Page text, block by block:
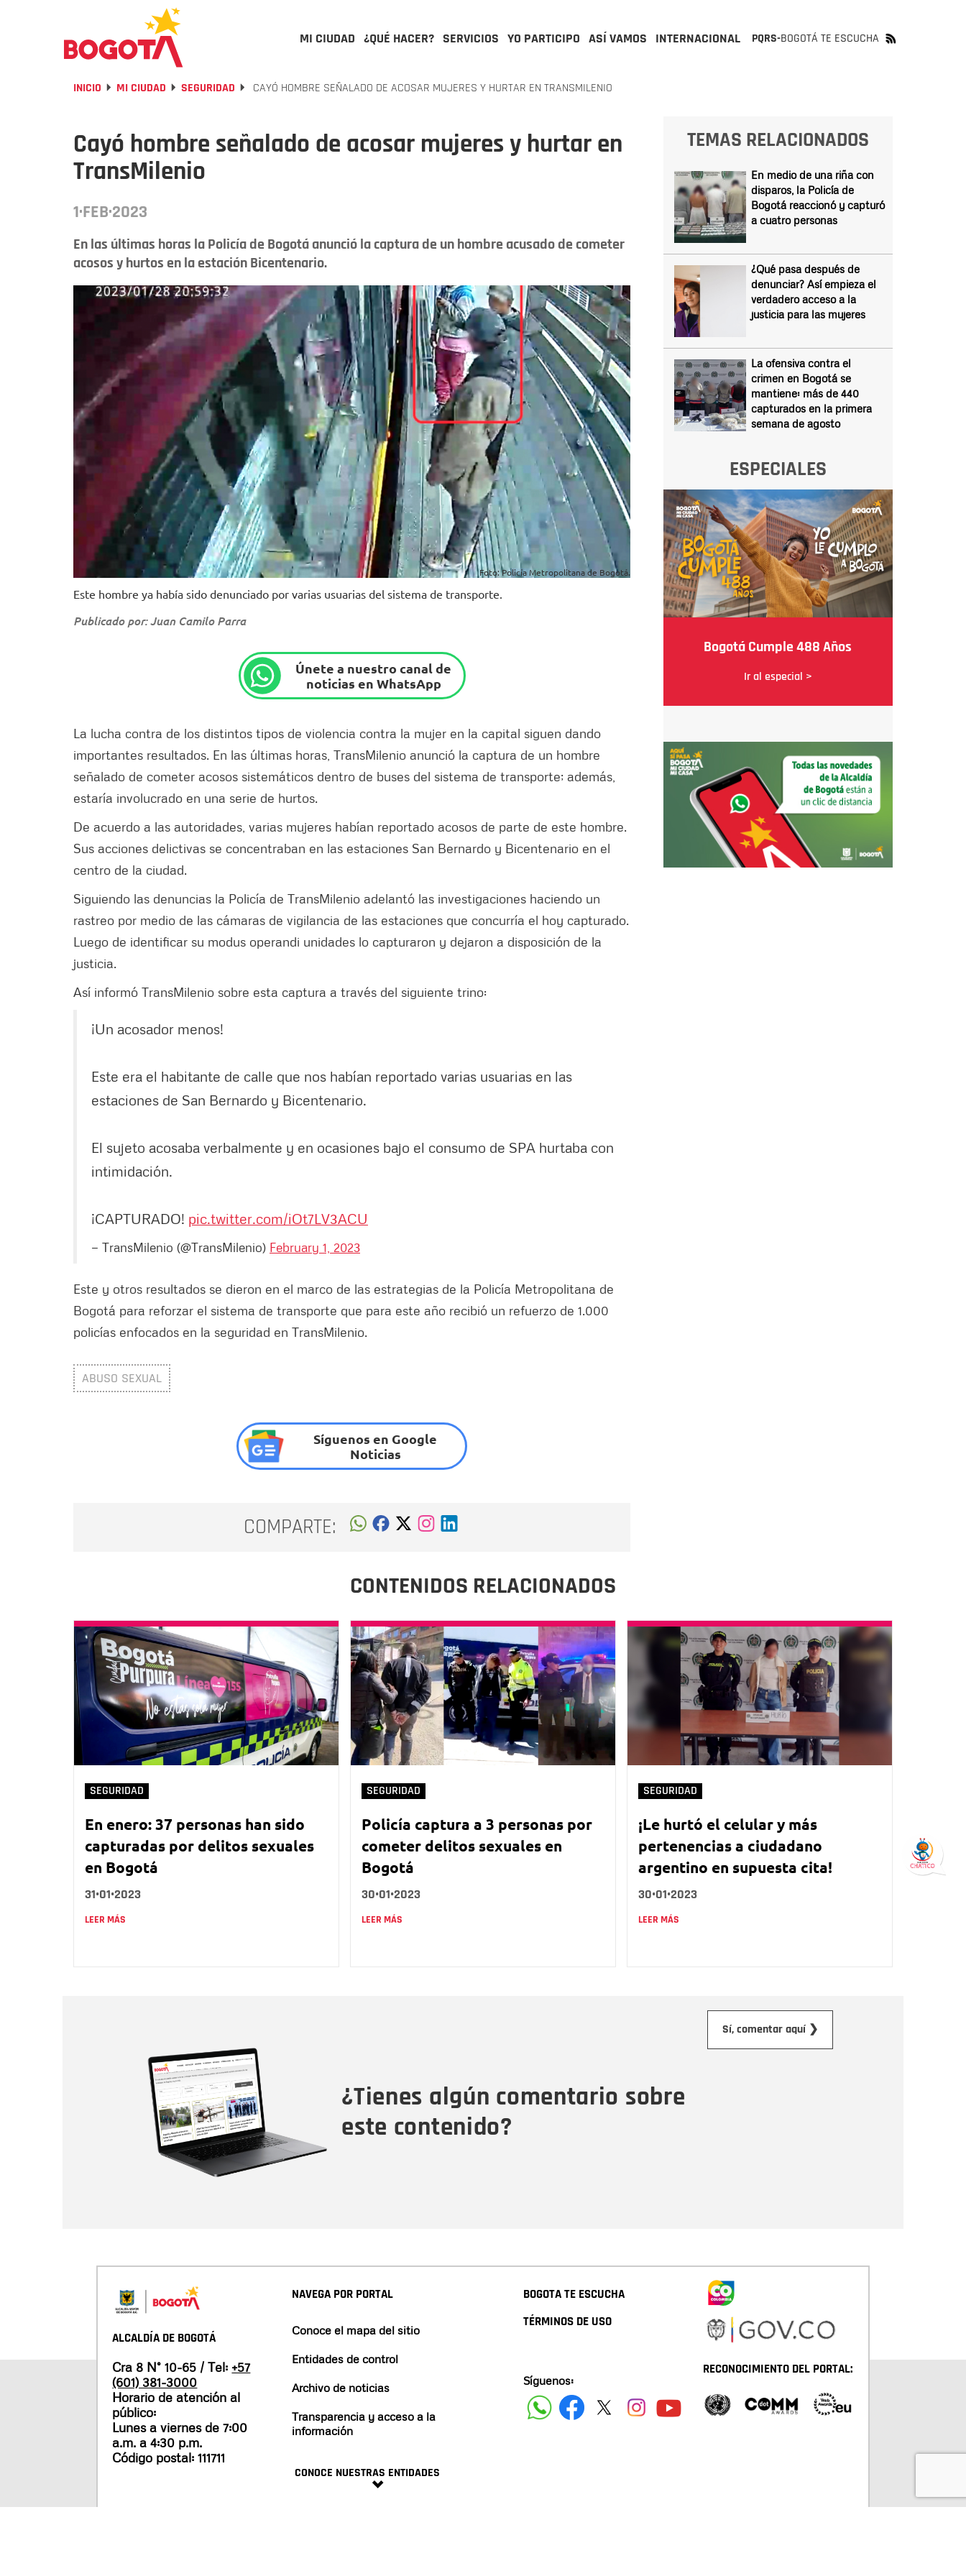
MI CIUDAD ¿QUÉ HACER? SERVICIOS YO PARTICIPO ASÍ VAMOS INTERNACIONAL PQRS-BOGOTÁ TE ESCUCHA
INICIO MI CIUDAD SEGURIDAD CAYÓ HOMBRE SEÑALADO DE ACOSAR MUJERES Y HURTAR EN TRANSMILENIO
Cayó hombre señalado de acosar mujeres y hurtar en
TransMilenio
1·FEB·2023
En las últimas horas la Policía de Bogotá anunció la captura de un hombre acusado de cometer
acosos y hurtos en la estación Bicentenario.
Foto: Policía Metropolitana de Bogotá.
Este hombre ya había sido denunciado por varias usuarias del sistema de transporte.
Publicado por: Juan Camilo Parra
Únete a nuestro canal de
noticias en WhatsApp
La lucha contra de los distintos tipos de violencia contra la mujer en la capital siguen dando
importantes resultados. En las últimas horas, TransMilenio anunció la captura de un hombre
señalado de cometer acosos sistemáticos dentro de buses del sistema de transporte; además,
estaría involucrado en una serie de hurtos.
De acuerdo a las autoridades, varias mujeres habían reportado acosos de parte de este hombre.
Sus acciones delictivas se concentraban en las estaciones San Bernardo y Bicentenario en el
centro de la ciudad.
Siguiendo las denuncias la Policía de TransMilenio adelantó las investigaciones haciendo un
rastreo por medio de las cámaras de vigilancia de las estaciones que concurría el hoy capturado.
Luego de identificar su modus operandi unidades lo capturaron y dejaron a disposición de la
justicia.
Así informó TransMilenio sobre esta captura a través del siguiente trino:
¡Un acosador menos!
Este era el habitante de calle que nos habían reportado varias usuarias en las
estaciones de San Bernardo y Bicentenario.
El sujeto acosaba verbalmente y en ocasiones bajo el consumo de SPA hurtaba con
intimidación.
¡CAPTURADO! pic.twitter.com/iOt7LV3ACU
— TransMilenio (@TransMilenio) February 1, 2023
Este y otros resultados se dieron en el marco de las estrategias de la Policía Metropolitana de
Bogotá para reforzar el sistema de transporte que para este año recibió un refuerzo de 1.000
policías enfocados en la seguridad en TransMilenio.
ABUSO SEXUAL
Síguenos en Google
Noticias
COMPARTE:
TEMAS RELACIONADOS
En medio de una riña con
disparos, la Policía de
Bogotá reaccionó y capturó
a cuatro personas
¿Qué pasa después de
denunciar? Así empieza el
verdadero acceso a la
justicia para las mujeres
La ofensiva contra el
crimen en Bogotá se
mantiene: más de 440
capturados en la primera
semana de agosto
ESPECIALES
Bogotá Cumple 488 Años
Ir al especial >
CONTENIDOS RELACIONADOS
SEGURIDAD
En enero: 37 personas han sido
capturadas por delitos sexuales
en Bogotá
31•01•2023
LEER MÁS
SEGURIDAD
Policía captura a 3 personas por
cometer delitos sexuales en
Bogotá
30•01•2023
LEER MÁS
SEGURIDAD
¡Le hurtó el celular y más
pertenencias a ciudadano
argentino en supuesta cita!
30•01•2023
LEER MÁS
¿Tienes algún comentario sobre
este contenido?
Sí, comentar aquí ❯
ALCALDÍA DE BOGOTÁ
Cra 8 N° 10-65 / Tel: +57
(601) 381-3000
Horario de atención al
público:
Lunes a viernes de 7:00
a.m. a 4:30 p.m.
Código postal: 111711
NAVEGA POR PORTAL
Conoce el mapa del sitio
Entidades de control
Archivo de noticias
Transparencia y acceso a la
información
CONOCE NUESTRAS ENTIDADES
BOGOTA TE ESCUCHA
TÉRMINOS DE USO
Síguenos:
RECONOCIMIENTO DEL PORTAL: